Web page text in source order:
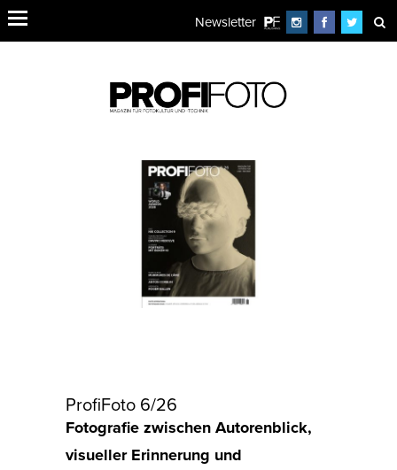
Newsletter
ProfiFoto 6/26
Fotografie zwischen Autorenblick,
visueller Erinnerung und